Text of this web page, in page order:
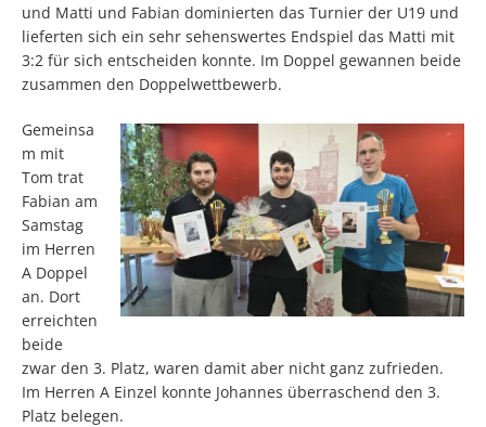
und Matti und Fabian dominierten das Turnier der U19 und
lieferten sich ein sehr sehenswertes Endspiel das Matti mit
3:2 für sich entscheiden konnte. Im Doppel gewannen beide
zusammen den Doppelwettbewerb.
Gemeinsa
m mit
Tom trat
Fabian am
Samstag
im Herren
A Doppel
an. Dort
erreichten
beide
zwar den 3. Platz, waren damit aber nicht ganz zufrieden.
Im Herren A Einzel konnte Johannes überraschend den 3.
Platz belegen.